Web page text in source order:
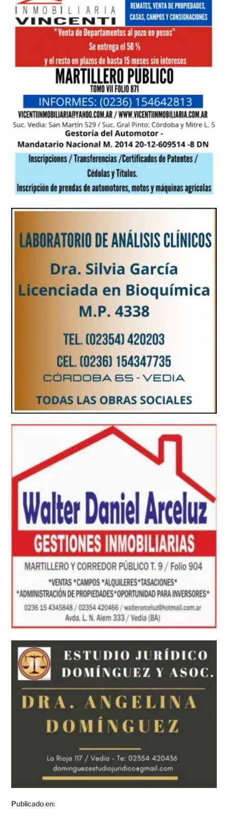
Publicado en: